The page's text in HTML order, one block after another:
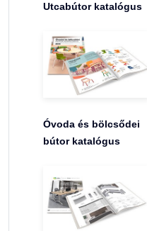
Utcabútor katalógus
Óvoda és bölcsődei
bútor katalógus